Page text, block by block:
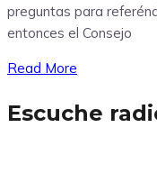
preguntas para
entonces el Consejo
Read More
Escuche